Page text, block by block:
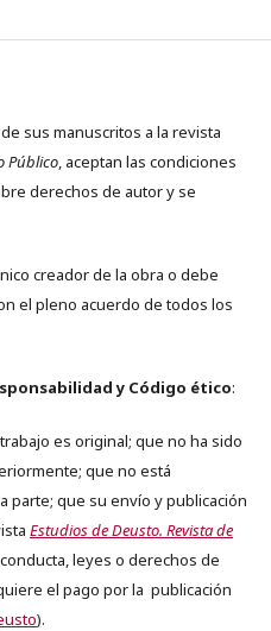
sus manuscritos a la revista
Público, aceptan las condiciones
derechos de autor y se
creador de la obra o debe
el pleno acuerdo de todos los
y Código ético:
es original; que no ha sido
que no está
parte; que su envío y publicación
Estudios de Deusto. Revista de
leyes o derechos de
el pago por la publicación
).